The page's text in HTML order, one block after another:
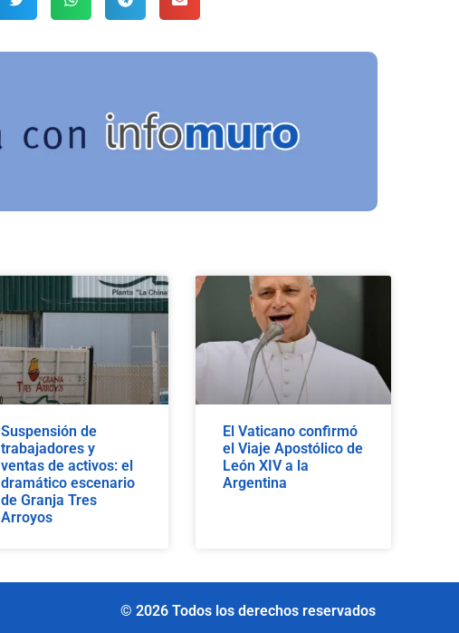
Suspensión de
trabajadores y
ventas de activos: el
dramático escenario
de Granja Tres
Arroyos
El Vaticano confirmó
el Viaje Apostólico de
León XIV a la
Argentina
© 2026 Todos los derechos reservados